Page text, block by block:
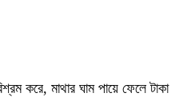
করে, মাথার ঘাম পায়ে ফেলে টাকা